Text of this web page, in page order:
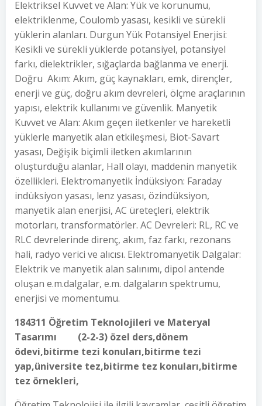
Elektriksel Kuvvet ve Alan: Yük ve korunumu,
elektriklenme, Coulomb yasası, kesikli ve sürekli
yüklerin alanları. Durgun Yük Potansiyel Enerjisi:
Kesikli ve sürekli yüklerde potansiyel, potansiyel
farkı, dielektrikler, sığaçlarda bağlanma ve enerji.
Doğru Akım: Akım, güç kaynakları, emk, dirençler,
enerji ve güç, doğru akım devreleri, ölçme araçlarının
yapısı, elektrik kullanımı ve güvenlik. Manyetik
Kuvvet ve Alan: Akım geçen iletkenler ve hareketli
yüklerle manyetik alan etkileşmesi, Biot-Savart
yasası, Değişik biçimli iletken akımlarının
oluşturduğu alanlar, Hall olayı, maddenin manyetik
özellikleri. Elektromanyetik İndüksiyon: Faraday
indüksiyon yasası, lenz yasası, özindüksiyon,
manyetik alan enerjisi, AC üreteçleri, elektrik
motorları, transformatörler. AC Devreleri: RL, RC ve
RLC devrelerinde direnç, akım, faz farkı, rezonans
hali, radyo verici ve alıcısı. Elektromanyetik Dalgalar:
Elektrik ve manyetik alan salınımı, dipol antende
oluşan e.m.dalgalar, e.m. dalgaların spektrumu,
enerjisi ve momentumu.
184311 Öğretim Teknolojileri ve Materyal
Tasarımı (2-2-3) özel ders,dönem
ödevi,bitirme tezi konuları,bitirme tezi
yap,üniversite tez,bitirme tez konuları,bitirme
tez örnekleri,